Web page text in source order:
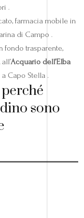
.
farmacia mobile in
di Campo .
fondo trasparente,
Acquario dell’Elba
Capo Stella .
sono